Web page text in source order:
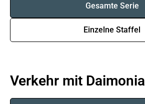
Gesamte Serie
Einzelne Staffel
Verkehr mit Daimonia